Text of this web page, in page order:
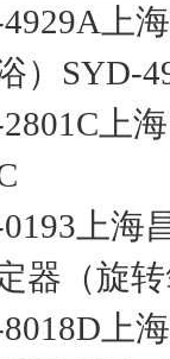
上
）SYD-
上
上海
器（旋
上